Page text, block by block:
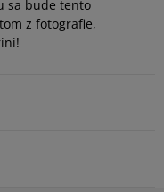
sa bude tento
z fotografie,